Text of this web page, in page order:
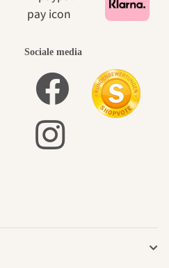
Sociale media